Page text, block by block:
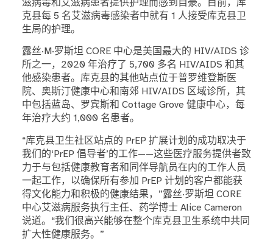
克县每 5 名艾滋病毒感染者中就有 1 人接受库克县卫
生局的护理。
露丝·M·罗斯坦 CORE 中心是美国最大的 HIV/AIDS 诊
所之一，2020 年治疗了 5,700 多名 HIV/AIDS 和其
他感染患者。库克县的其他站点位于普罗维登斯医
院、奥斯汀健康中心和南郊 HIV/AIDS 区域诊所，其
中包括蓝岛、罗宾斯和 Cottage Grove 健康中心，每
年治疗大约 1,000 名患者。
“库克县卫生社区站点的 PrEP 扩展计划的成功取决于
我们的‘PrEP 倡导者’的工作——这些医疗服务提供者致
力于与包括健康教育者和同伴导航员在内的工作人员
一起工作，以确保所有参加 PrEP 计划的客户都能获
得文化能力和积极的健康结果，”露丝·罗斯坦 CORE
中心艾滋病服务执行主任、药学博士 Alice Cameron
说道。“我们很高兴能够在整个库克县卫生系统中共同
扩大性健康服务。”